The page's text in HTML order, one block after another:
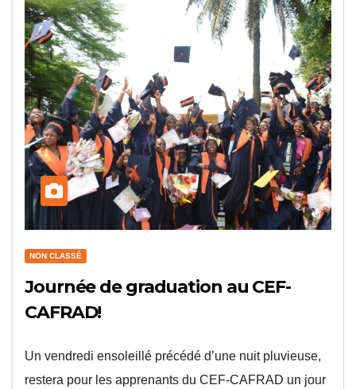
NON CLASSÉ
Journée de graduation au CEF-
CAFRAD!
Un vendredi ensoleillé précédé d’une nuit pluvieuse,
restera pour les apprenants du CEF-CAFRAD un jour